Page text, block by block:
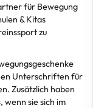
für Bewegung
& Kitas
zu
Unterschriften für
Zusätzlich haben
wenn sie sich im